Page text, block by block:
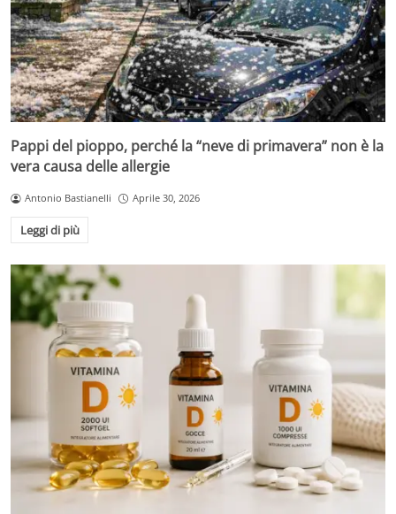
Pappi del pioppo, perché la “neve di primavera” non è la
vera causa delle allergie
Antonio Bastianelli Aprile 30, 2026
Leggi di più